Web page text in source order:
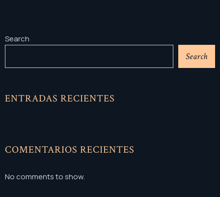
Search
Search
ENTRADAS RECIENTES
COMENTARIOS RECIENTES
No comments to show.